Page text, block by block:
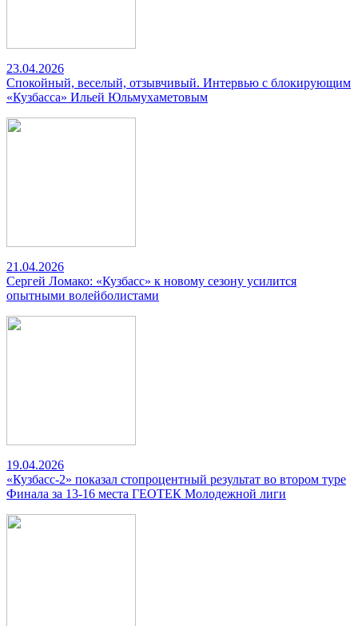
23.04.2026
Спокойный, веселый, отзывчивый. Интервью с блокирующим
«Кузбасса» Ильей Юльмухаметовым
21.04.2026
Сергей Ломако: «Кузбасс» к новому сезону усилится
опытными волейболистами
19.04.2026
«Кузбасс-2» показал стопроцентный результат во втором туре
Финала за 13-16 места ГЕОТЕК Молодежной лиги